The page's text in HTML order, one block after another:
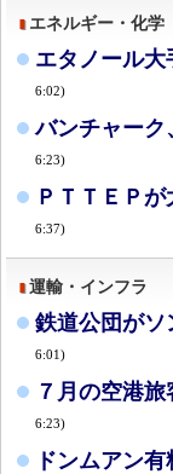
エネルギー・化学
エタノール
6:02)
バンチャー
6:23)
ＰＴＴＥＰ
6:37)
運輸・インフラ
鉄道公団が
6:01)
７月の空港
6:23)
ドンムアン